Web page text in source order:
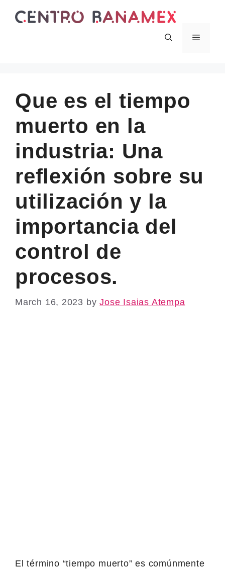
Menu
Que es el tiempo
muerto en la
industria: Una
reflexión sobre su
utilización y la
importancia del
control de
procesos.
March 16, 2023 byJose Isaias Atempa
El término “tiempo muerto” es comúnmente